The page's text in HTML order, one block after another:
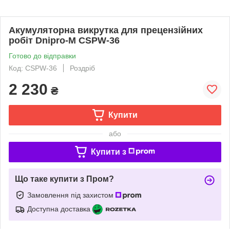
Акумуляторна викрутка для прецензійних
робіт Dnipro-M CSPW-36
Готово до відправки
Код: CSPW-36
Роздріб
2 230 ₴
Купити
або
Купити з
Що таке купити з Пром?
Замовлення під захистом
Доступна доставка